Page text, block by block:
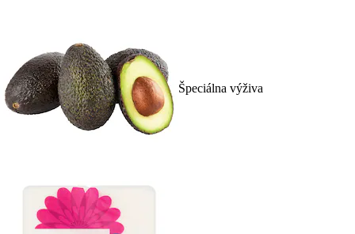
Špeciálna výživa